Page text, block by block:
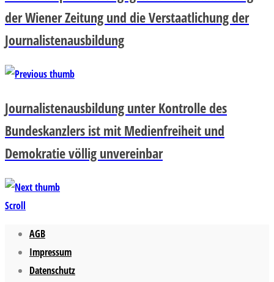
der Wiener Zeitung und die Verstaatlichung der
Journalistenausbildung
Journalistenausbildung unter Kontrolle des
Bundeskanzlers ist mit Medienfreiheit und
Demokratie völlig unvereinbar
Scroll
AGB
Impressum
Datenschutz